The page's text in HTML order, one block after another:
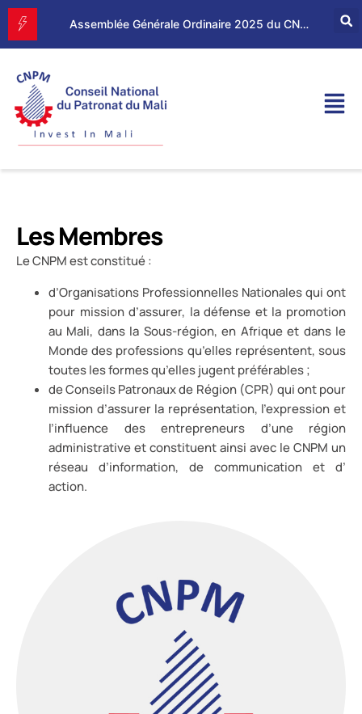
Assemblée Générale Ordinaire 2025 du CNPM
Les Membres
Le CNPM est constitué :
d’Organisations Professionnelles Nationales qui ont
pour mission d’assurer, la défense et la promotion
au Mali, dans la Sous-région, en Afrique et dans le
Monde des professions qu’elles représentent, sous
toutes les formes qu’elles jugent préférables ;
de Conseils Patronaux de Région (CPR) qui ont pour
mission d’assurer la représentation, l’expression et
l’influence des entrepreneurs d’une région
administrative et constituent ainsi avec le CNPM un
réseau d’information, de communication et d’
action.